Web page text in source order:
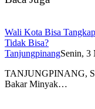
Wali Kota Bisa
Tidak Bisa?
TanjungpinangSenin, 3
TANJUNGPINANG,
Bakar Minyak…